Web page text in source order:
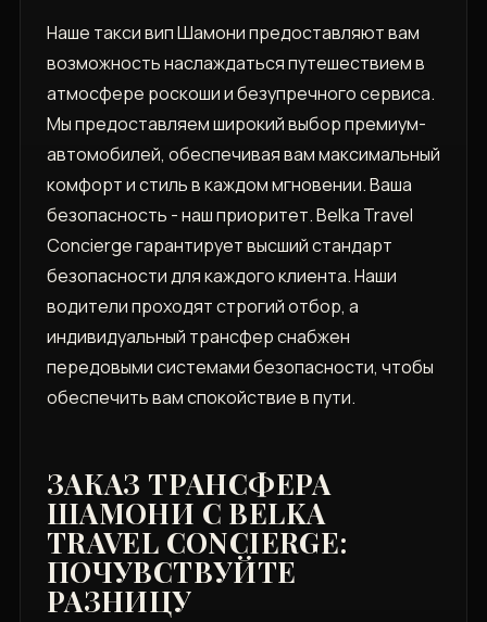
Наше такси вип Шамони предоставляют вам
возможность наслаждаться путешествием в
атмосфере роскоши и безупречного сервиса.
Мы предоставляем широкий выбор премиум-
автомобилей, обеспечивая вам максимальный
комфорт и стиль в каждом мгновении. Ваша
безопасность - наш приоритет. Belka Travel
Concierge гарантирует высший стандарт
безопасности для каждого клиента. Наши
водители проходят строгий отбор, а
индивидуальный трансфер снабжен
передовыми системами безопасности, чтобы
обеспечить вам спокойствие в пути.
ЗАКАЗ ТРАНСФЕРА
ШАМОНИ С BELKA
TRAVEL CONCIERGE:
ПОЧУВСТВУЙТЕ
РАЗНИЦУ